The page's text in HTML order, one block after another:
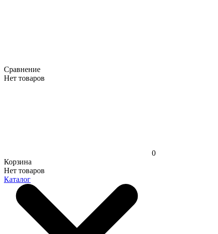
Сравнение
Нет товаров
0
Корзина
Нет товаров
Каталог